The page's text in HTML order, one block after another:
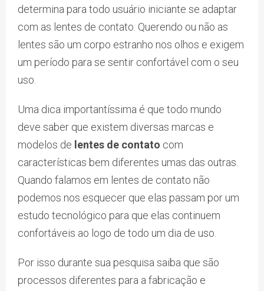
determina para todo usuário iniciante se adaptar
com as lentes de contato. Querendo ou não as
lentes são um corpo estranho nos olhos e exigem
um período para se sentir confortável com o seu
uso.
Uma dica importantíssima é que todo mundo
deve saber que existem diversas marcas e
modelos de lentes de contato com
características bem diferentes umas das outras.
Quando falamos em lentes de contato não
podemos nos esquecer que elas passam por um
estudo tecnológico para que elas continuem
confortáveis ao logo de todo um dia de uso.
Por isso durante sua pesquisa saiba que são
processos diferentes para a fabricação e